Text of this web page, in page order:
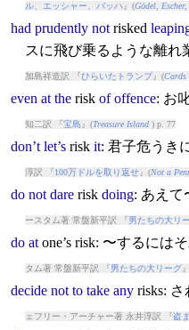
ル、エッシャー、バッハ』(Gödel, Escher,
had prudently not risked
スに飛び乗るような離れ
加島祥造訳 『ひらいたトランプ』(Cards
even at the risk of offence: お
知二訳 『宝島 』(Treasure Island) p. 77
don’t let’s risk it: 君子危うき
淳訳 『 100万ドルを取り返せ』(Not a
do not dare risk doing: あえて
ースタム著 常盤新平訳 『 男たちの大リ
do atone’s risk: 〜するには
タム著 常盤新平訳 『 男たちの大リーグ
decide not to take any risks:
ェフリー・アーチャー著 永井淳訳 『盗